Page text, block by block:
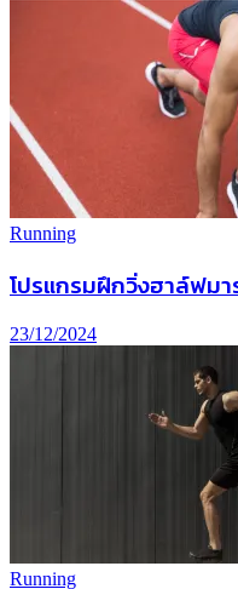
Running
โปรแกรมฝึกวิ่งฮาล์ฟม
23/12/2024
Running